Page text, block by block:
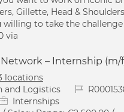
Gillette, Head &
willing to take the
via
– Internship (m/
locations
and Logistics Job Id
Internships